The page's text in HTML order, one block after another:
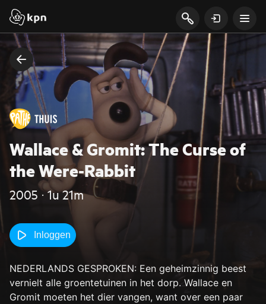
Wallace & Gromit: The Curse of
the Were-Rabbit
2005 ‧ 1u 21m
Inloggen
NEDERLANDS GESPROKEN: Een geheimzinnig beest
vernielt alle groentetuinen in het dorp. Wallace en
Gromit moeten het dier vangen, want over een paar